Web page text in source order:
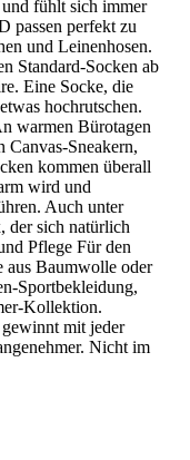
fühlt sich immer
passen perfekt zu
und Leinenhosen.
Standard-Socken ab
Eine Socke, die
hochrutschen.
warmen Bürotagen
Canvas-Sneakern,
kommen überall
wird und
Auch unter
der sich natürlich
Pflege Für den
aus Baumwolle oder
Sportbekleidung,
Kollektion.
mit jeder
Nicht im